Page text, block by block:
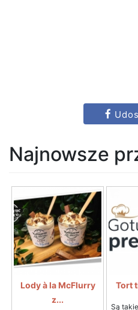
Najnowsze
Lody à la McFlurry
z...
Tort
Są